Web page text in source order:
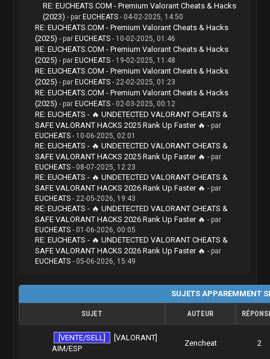
RE: EUCHEATS.COM - Premium Valorant Cheats & Hacks
(2023) - par EUCHEATS- 04-02-2025, 14:50
RE: EUCHEATS.COM - Premium Valorant Cheats & Hacks
(2025) - par EUCHEATS- 10-02-2025, 01:46
RE: EUCHEATS.COM - Premium Valorant Cheats & Hacks
(2025) - par EUCHEATS- 19-02-2025, 11:48
RE: EUCHEATS.COM - Premium Valorant Cheats & Hacks
(2025) - par EUCHEATS- 22-02-2025, 01:23
RE: EUCHEATS.COM - Premium Valorant Cheats & Hacks
(2025) - par EUCHEATS- 02-03-2025, 00:12
RE: EUCHEATS - 🔥 UNDETECTED VALORANT CHEATS &
SAFE VALORANT HACKS 2025 Rank Up Faster 🔥 - par
EUCHEATS- 10-06-2025, 02:01
RE: EUCHEATS - 🔥 UNDETECTED VALORANT CHEATS &
SAFE VALORANT HACKS 2025 Rank Up Faster 🔥 - par
EUCHEATS- 08-07-2025, 12:23
RE: EUCHEATS - 🔥 UNDETECTED VALORANT CHEATS &
SAFE VALORANT HACKS 2026 Rank Up Faster 🔥 - par
EUCHEATS- 22-05-2026, 19:43
RE: EUCHEATS - 🔥 UNDETECTED VALORANT CHEATS &
SAFE VALORANT HACKS 2026 Rank Up Faster 🔥 - par
EUCHEATS- 01-06-2026, 00:05
RE: EUCHEATS - 🔥 UNDETECTED VALORANT CHEATS &
SAFE VALORANT HACKS 2026 Rank Up Faster 🔥 - par
EUCHEATS- 05-06-2026, 15:49
SUJETS APPAREMMENT
SUJET AUTEUR
[VENTE/SELL]
[VALORANT]
AIM/ESP
Zencheat 2